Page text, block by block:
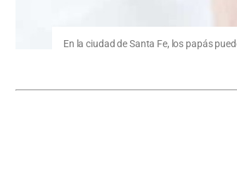
En la ciudad de Santa Fe, los papás